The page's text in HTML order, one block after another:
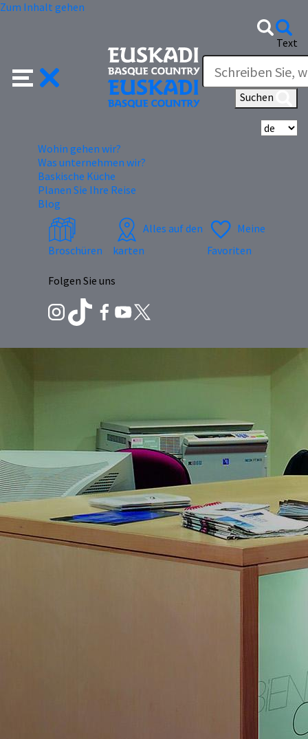
Zum Inhalt gehen
Text
Suchen
Wohin gehen wir?
Was unternehmen wir?
Baskische Küche
Planen Sie Ihre Reise
Blog
Broschüren
Alles auf den
karten
Meine
Favoriten
Folgen Sie uns